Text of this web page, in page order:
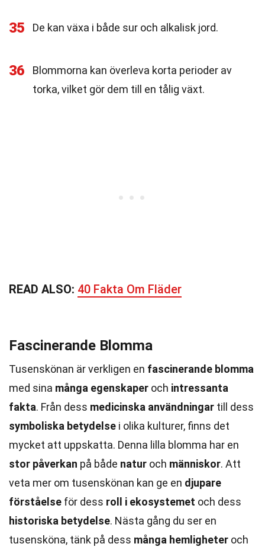
35 De kan växa i både sur och alkalisk jord.
36
Blommorna kan överleva korta perioder av
torka, vilket gör dem till en tålig växt.
READ ALSO: 40 Fakta Om Fläder
Fascinerande Blomma
Tusenskönan är verkligen en fascinerande blomma
med sina många egenskaper och intressanta
fakta. Från dess medicinska användningar till dess
symboliska betydelse i olika kulturer, finns det
mycket att uppskatta. Denna lilla blomma har en
stor påverkan på både natur och människor. Att
veta mer om tusenskönan kan ge en djupare
förståelse för dess roll i ekosystemet och dess
historiska betydelse. Nästa gång du ser en
tusensköna, tänk på dess många hemligheter och